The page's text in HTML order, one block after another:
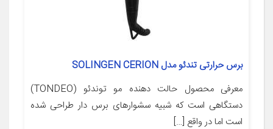
برس حرارتی تندئو مدل SOLINGEN CERION
معرفی محصول حالت دهنده مو توندئو (TONDEO)
دستگاهی است که شبیه سشوارهای برس دار طراحی شده
است اما در واقع […]